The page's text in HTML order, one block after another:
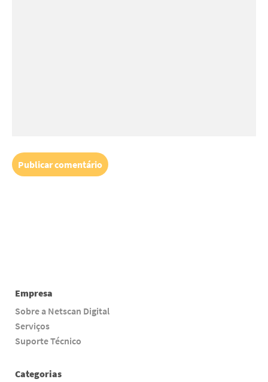
Empresa
Sobre a Netscan Digital
Serviços
Suporte Técnico
Categorias